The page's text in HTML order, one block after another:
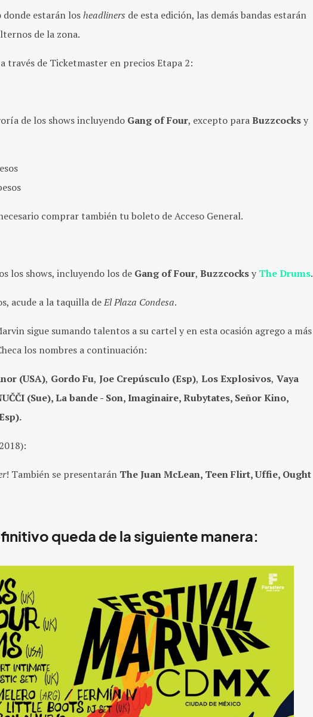
estarán losheadliners de esta edición, las demás bandas estarán
de la zona.
través de Ticketmaster en precios Etapa 2:
de los shows incluyendo Gang of Four, excepto paraBuzzcocksy
comprar también tu boleto de Acceso General.
los shows, incluyendo los de Gang of Four, Buzzcocksy The Drums.
acude a la taquilla deEl Plaza Condesa.
sigue sumando talentos a su cartel y en esta ocasión agrego a más
los nombres a continuación:
(USA), Gordo Fu, Joe Crepúsculo (Esp), Los Explosivos, Vaya
(Sue), La bande - Son, Imaginaire, Rubytates, Señor Kino,
! También se presentarán The Juan McLean, Teen Flirt, Uffie, Ought
queda de la siguiente manera: